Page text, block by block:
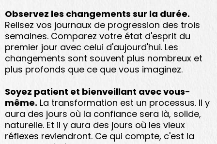
Observez les changements sur la durée.
Relisez vos journaux de progression des trois
semaines. Comparez votre état d'esprit du
premier jour avec celui d'aujourd'hui. Les
changements sont souvent plus nombreux et
plus profonds que ce que vous imaginez.
Soyez patient et bienveillant avec vous-
même. La transformation est un processus. Il y
aura des jours où la confiance sera là, solide,
naturelle. Et il y aura des jours où les vieux
réflexes reviendront. Ce qui compte, c'est la